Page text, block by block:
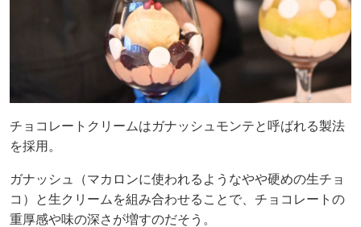
チョコレートクリームはガナッシュモンテと呼ばれる製法
を採用。
ガナッシュ（マカロンに使われるようなやや硬めの生チョ
コ）と生クリームを組み合わせることで、チョコレートの
重厚感や味の深さが増すのだそう。